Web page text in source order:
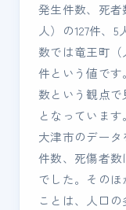
発生件数、死
人）の127件、
数では竜王町（
件という値です
数という観点で
となっていま
大津市のデー
件数、死傷者数
でした。その
ことは、人口